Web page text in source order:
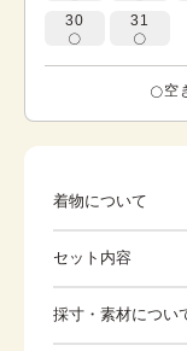
30 31
空
着物について
を背景に、二本
られ、「歳寒の
上部には、枝を
セット内容
※着付けに必要な
採寸・素材につい